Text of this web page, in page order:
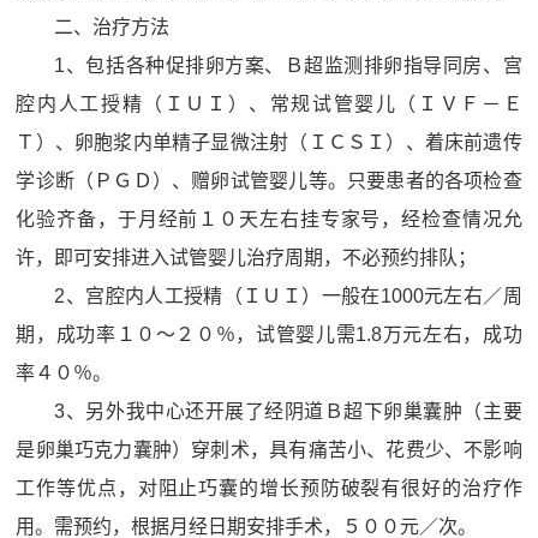
二、治疗方法
1、包括各种促排卵方案、Ｂ超监测排卵指导同房、宫
腔内人工授精（ＩＵＩ）、常规试管婴儿（ＩＶＦ－Ｅ
Ｔ）、卵胞浆内单精子显微注射（ＩＣＳＩ）、着床前遗传
学诊断（ＰＧＤ）、赠卵试管婴儿等。只要患者的各项检查
化验齐备，于月经前１０天左右挂专家号，经检查情况允
许，即可安排进入试管婴儿治疗周期，不必预约排队；
2、宫腔内人工授精（ＩＵＩ）一般在1000元左右／周
期，成功率１０～２０％，试管婴儿需1.8万元左右，成功
率４０％。
3、另外我中心还开展了经阴道Ｂ超下卵巢囊肿（主要
是卵巢巧克力囊肿）穿刺术，具有痛苦小、花费少、不影响
工作等优点，对阻止巧囊的增长预防破裂有很好的治疗作
用。需预约，根据月经日期安排手术，５００元／次。